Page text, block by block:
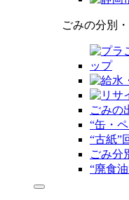
ごみの分別
ごみの
“缶・
“古紙”
ごみ分
“廃食